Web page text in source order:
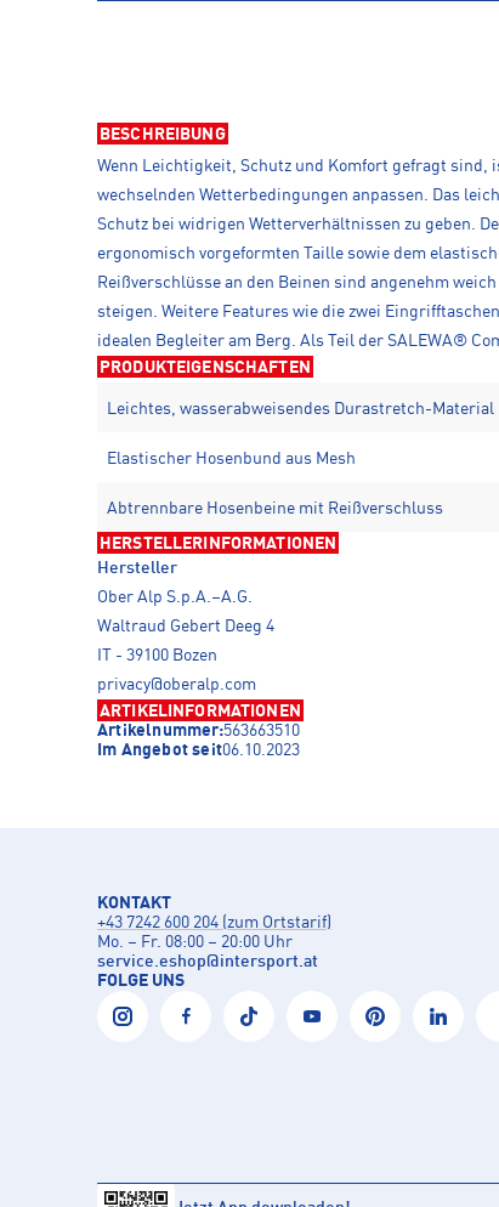
BESCHREIBUNG
Wenn Leichtigkeit, Schutz und Komfort gefragt sind,
wechselnden Wetterbedingungen anpassen. Das
Schutz bei widrigen Wetterverhältnissen zu geben.
ergonomisch vorgeformten Taille sowie dem
Reißverschlüsse an den Beinen sind angenehm
steigen. Weitere Features wie die zwei
idealen Begleiter am Berg. Als Teil der SALEWA®
PRODUKTEIGENSCHAFTEN
Leichtes, wasserabweisendes Durastretch-Material
Elastischer Hosenbund aus Mesh
Abtrennbare Hosenbeine mit Reißverschluss
HERSTELLERINFORMATIONEN
Hersteller
Ober Alp S.p.A.–A.G.
Waltraud Gebert Deeg 4
IT - 39100 Bozen
privacy@oberalp.com
ARTIKELINFORMATIONEN
Artikelnummer:563663510
Im Angebot seit06.10.2023
KONTAKT
+43 7242 600 204 (zum Ortstarif)
Mo. – Fr. 08:00 – 20:00 Uhr
service.eshop@intersport.at
FOLGE UNS